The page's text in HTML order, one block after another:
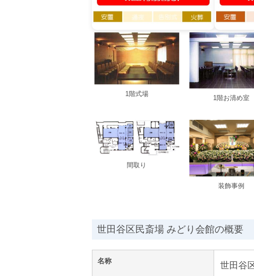
1階式場
1階お清め室
間取り
装飾事例
世田谷区民斎場 みどり会館の概要
名称 世田谷